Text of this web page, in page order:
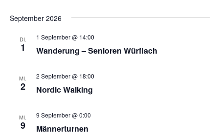
September 2026
DI.
1 Wanderung – Senioren Würflach
1 September @ 14:00
MI.
2 Nordic Walking
2 September @ 18:00
MI.
9 Männerturnen
9 September @ 0:00